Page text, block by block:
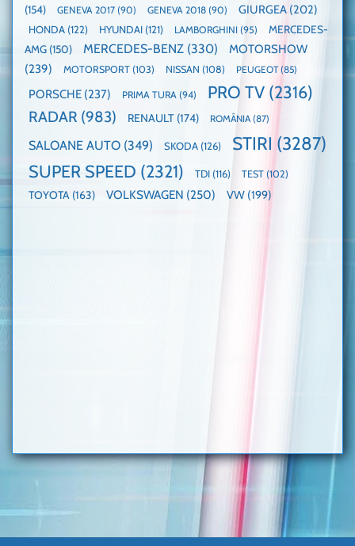
(154)
GENEVA 2017 (90) GENEVA 2018 (90) GIURGEA (202)
HONDA (122) HYUNDAI (121) LAMBORGHINI (95)
MERCEDES-
AMG (150) MERCEDES-BENZ (330)
MOTORSHOW
(239)
MOTORSPORT (103) NISSAN (108) PEUGEOT(85)
PORSCHE (237) PRIMA TURA (94) PRO TV (2316)
RADAR (983) RENAULT (174) ROMÂNIA (87)
SALOANE AUTO (349) SKODA (126) STIRI (3287)
SUPER SPEED (2321) TDI (116) TEST (102)
TOYOTA (163) VOLKSWAGEN (250) VW (199)